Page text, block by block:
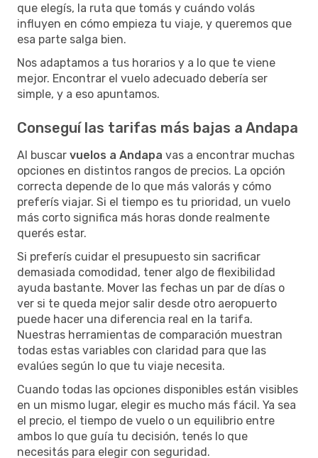
que elegís, la ruta que tomás y cuándo volás
influyen en cómo empieza tu viaje, y queremos que
esa parte salga bien.
Nos adaptamos a tus horarios y a lo que te viene
mejor. Encontrar el vuelo adecuado debería ser
simple, y a eso apuntamos.
Conseguí las tarifas más bajas a Andapa
Al buscar vuelos a Andapa vas a encontrar muchas
opciones en distintos rangos de precios. La opción
correcta depende de lo que más valorás y cómo
preferís viajar. Si el tiempo es tu prioridad, un vuelo
más corto significa más horas donde realmente
querés estar.
Si preferís cuidar el presupuesto sin sacrificar
demasiada comodidad, tener algo de flexibilidad
ayuda bastante. Mover las fechas un par de días o
ver si te queda mejor salir desde otro aeropuerto
puede hacer una diferencia real en la tarifa.
Nuestras herramientas de comparación muestran
todas estas variables con claridad para que las
evalúes según lo que tu viaje necesita.
Cuando todas las opciones disponibles están visibles
en un mismo lugar, elegir es mucho más fácil. Ya sea
el precio, el tiempo de vuelo o un equilibrio entre
ambos lo que guía tu decisión, tenés lo que
necesitás para elegir con seguridad.